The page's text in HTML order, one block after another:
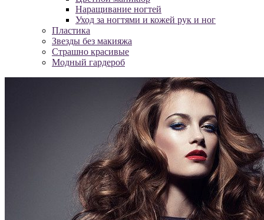
Наращивание ногтей
Уход за ногтями и кожей рук и ног
Пластика
Звезды без макияжа
Страшно красивые
Модный гардероб